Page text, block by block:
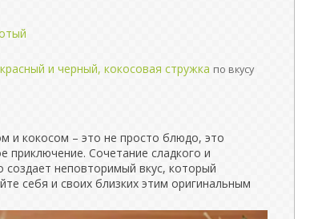
и черный, кокосовая стружка по вкусу
и кокосом – это не просто блюдо, это
приключение. Сочетание сладкого и
создает неповторимый вкус, который
себя и своих близких этим оригинальным